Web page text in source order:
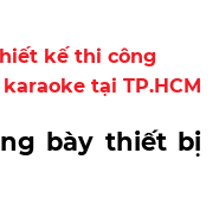
kế thi công
tại TP.HCM
bày thiết bị